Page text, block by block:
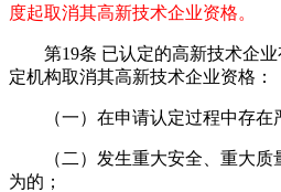
度起取消其高新技术企业资格。
第19条 已认定的高新技术企业
定机构取消其高新技术企业资格：
（一）在申请认定过程中存在
（二）发生重大安全、重大质
为的；